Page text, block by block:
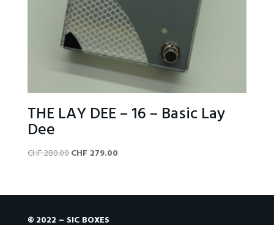
THE LAY DEE – 16 – Basic Lay
Dee
CHF280.00Original
CHF 280.00.
CHF 279.00Current
CHF 279.00.
© 2022 – SIC BOXES